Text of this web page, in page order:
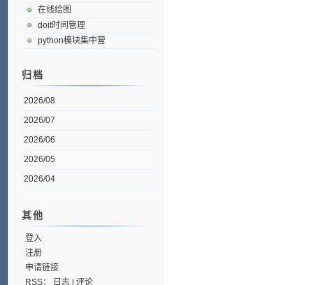
在线绘图
doit时间管理
python模块集中营
归档
2026/08
2026/07
2026/06
2026/05
2026/04
其他
登入
注册
申请链接
RSS：
日志| 评论